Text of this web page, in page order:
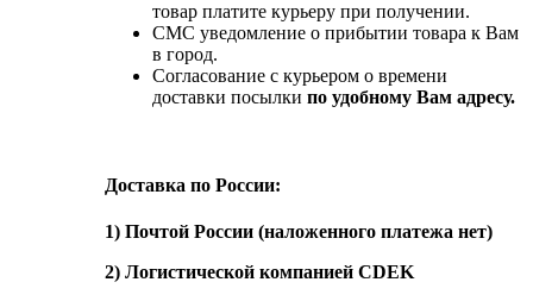
товар платите курьеру при получении.
СМС уведомление о прибытии товара к Вам
в город.
Согласование с курьером о времени
доставки посылки по удобному Вам адресу.
Доставка по России:
1) Почтой России (наложенного платежа нет)
2) Логистической компанией CDEK